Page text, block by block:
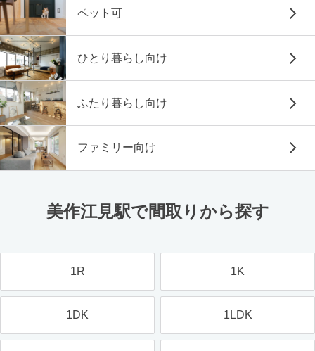
ペット可
ひとり暮らし向け
ふたり暮らし向け
ファミリー向け
美作江見駅で間取りから探す
1R 1K
1DK 1LDK